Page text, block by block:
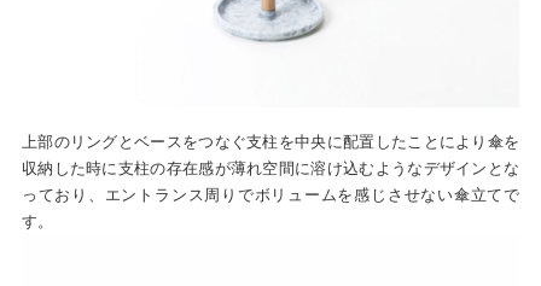
上部のリングとベースをつなぐ支柱を中央に配置したことにより傘を
収納した時に支柱の存在感が薄れ空間に溶け込むようなデザインとな
っており、エントランス周りでボリュームを感じさせない傘立てで
す。